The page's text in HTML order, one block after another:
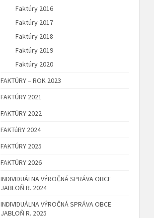
Faktúry 2016
Faktúry 2017
Faktúry 2018
Faktúry 2019
Faktúry 2020
FAKTÚRY – ROK 2023
FAKTÚRY 2021
FAKTÚRY 2022
FAKTúRY 2024
FAKTÚRY 2025
FAKTÚRY 2026
INDIVIDUÁLNA VÝROČNÁ SPRÁVA OBCE
JABLOŇ R. 2024
INDIVIDUÁLNA VÝROČNÁ SPRÁVA OBCE
JABLOŇ R. 2025